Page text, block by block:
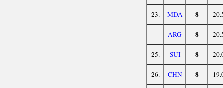
23. MDA 8
ARG 8
25. SUI 8
26. CHN 8